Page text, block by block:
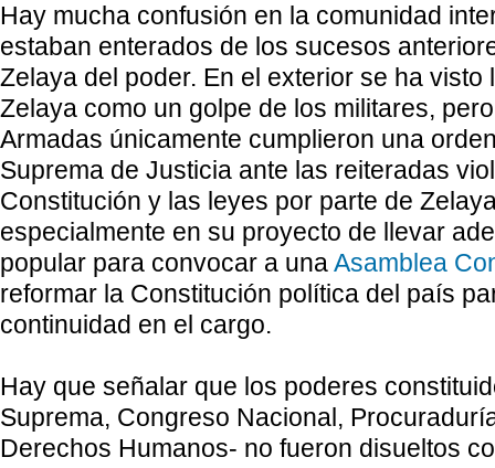
Hay mucha confusión en la comunidad
estaban enterados de los sucesos
Zelaya del poder. En el exterior se ha visto
Zelaya como un golpe de los militares,
Armadas únicamente cumplieron una
Suprema de Justicia ante las reiteradas
Constitución y las leyes por parte de
especialmente en su proyecto de llevar
popular para convocar a unaAsamblea
reformar la Constitución política del país
continuidad en el cargo.
Hay que señalar que los poderes
Suprema, Congreso Nacional,
Derechos Humanos- no fueron disueltos